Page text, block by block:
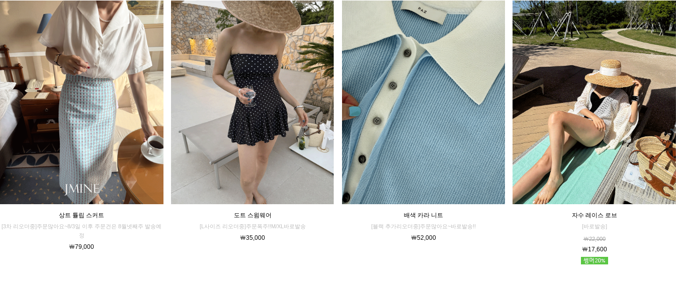
상트 튤립 스커트
[3차 리오더중]주문많아요~8/3일 이후 주문건은 8월넷째주 발송예
정
￦79,000
도트 스윔웨어
[L사이즈 리오더중]주문폭주!!M/XL바로발송
￦35,000
배색 카라 니트
[블랙 추가리오더중]주문많아요~바로발송!!
￦52,000
자수 레이스 로브
[바로발송]
￦22,000
￦17,600